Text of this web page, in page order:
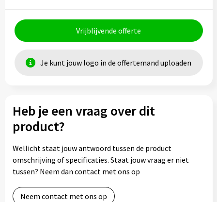
Vrijblijvende offerte
Je kunt jouw logo in de offertemand uploaden
Heb je een vraag over dit
product?
Wellicht staat jouw antwoord tussen de product
omschrijving of specificaties. Staat jouw vraag er niet
tussen? Neem dan contact met ons op
Neem contact met ons op